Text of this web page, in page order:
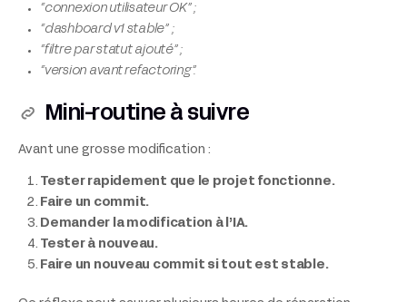
“connexion utilisateur OK” ;
“dashboard v1 stable” ;
“filtre par statut ajouté” ;
“version avant refactoring”.
Mini-routine à suivre
Avant une grosse modification :
Tester rapidement que le projet fonctionne.
Faire un commit.
Demander la modification à l’IA.
Tester à nouveau.
Faire un nouveau commit si tout est stable.